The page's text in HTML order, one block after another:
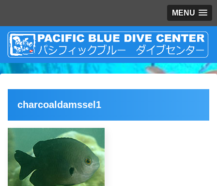
MENU
charcoaldamssel1